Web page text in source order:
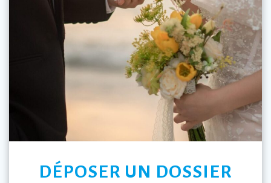
DÉPOSER UN DOSSIER